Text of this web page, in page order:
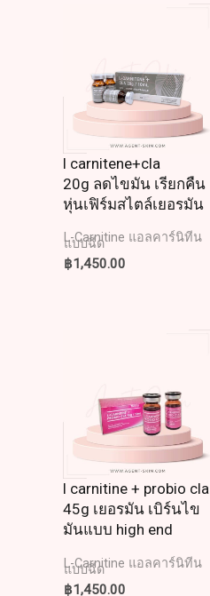
l carnitene+cla
20g ลดไขมัน เรียกคืน
หุ่นเฟิร์มสไตล์เยอรมัน
L-Carnitine แอลคาร์นิทีน
แบบฉีด
฿1,450.00
l carnitine + probio cla
45g เยอรมัน เบิร์นไข
มันแบบ high end
L-Carnitine แอลคาร์นิทีน
แบบฉีด
฿1,450.00